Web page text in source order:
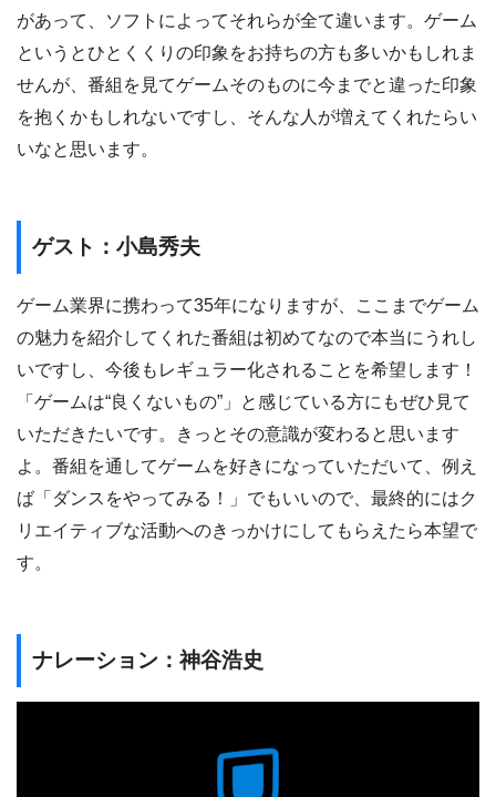
があって、ソフトによってそれらが全て違います。ゲーム
というとひとくくりの印象をお持ちの方も多いかもしれま
せんが、番組を見てゲームそのものに今までと違った印象
を抱くかもしれないですし、そんな人が増えてくれたらい
いなと思います。
ゲスト：小島秀夫
ゲーム業界に携わって35年になりますが、ここまでゲーム
の魅力を紹介してくれた番組は初めてなので本当にうれし
いですし、今後もレギュラー化されることを希望します！
「ゲームは“良くないもの”」と感じている方にもぜひ見て
いただきたいです。きっとその意識が変わると思います
よ。番組を通してゲームを好きになっていただいて、例え
ば「ダンスをやってみる！」でもいいので、最終的にはク
リエイティブな活動へのきっかけにしてもらえたら本望で
す。
ナレーション：神谷浩史